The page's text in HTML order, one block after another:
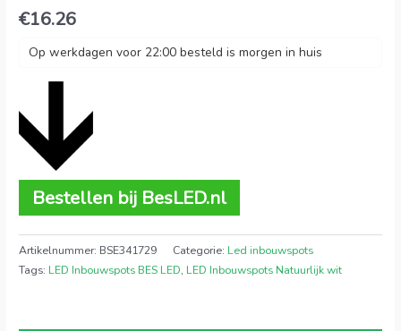
€16.26
Op werkdagen voor 22:00 besteld is morgen in huis
Bestellen bij BesLED.nl
Artikelnummer: BSE341729 Categorie: Led inbouwspots
Tags: LED Inbouwspots BES LED, LED Inbouwspots Natuurlijk wit